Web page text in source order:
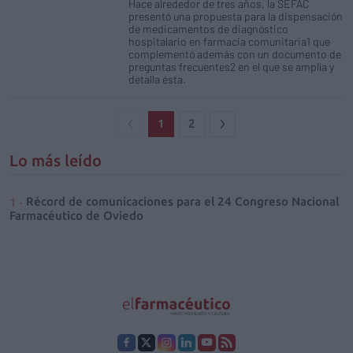
Hace alrededor de tres años, la SEFAC
presentó una propuesta para la dispensación
de medicamentos de diagnóstico
hospitalario en farmacia comunitaria1 que
complementó además con un documento de
preguntas frecuentes2 en el que se amplía y
detalla ésta.
1 2
Lo más leído
Récord de comunicaciones para el 24 Congreso Nacional
Farmacéutico de Oviedo